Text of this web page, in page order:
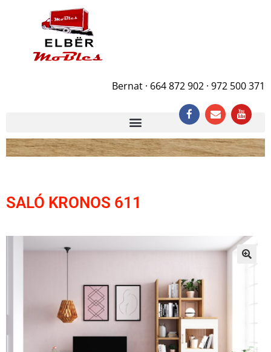
Bernat · 664 872 902 · 972 500 371
SALÓ KRONOS 611